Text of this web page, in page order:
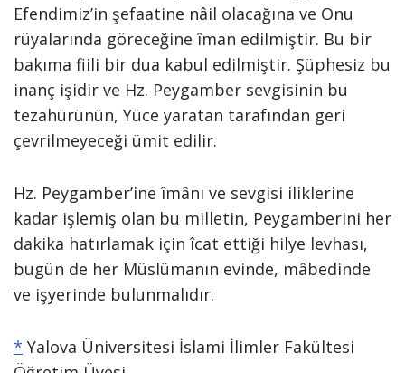
Efendimiz’in şefaatine nâil olacağına ve Onu
rüyalarında göreceğine îman edilmiştir. Bu bir
bakıma fiili bir dua kabul edilmiştir. Şüphesiz bu
inanç işidir ve Hz. Peygamber sevgisinin bu
tezahürünün, Yüce yaratan tarafından geri
çevrilmeyeceği ümit edilir.
Hz. Peygamber’ine îmânı ve sevgisi iliklerine
kadar işlemiş olan bu milletin, Peygamberini her
dakika hatırlamak için îcat ettiği hilye levhası,
bugün de her Müslümanın evinde, mâbedinde
ve işyerinde bulunmalıdır.
* Yalova Üniversitesi İslami İlimler Fakültesi